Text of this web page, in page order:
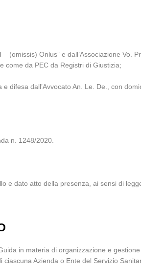
(omissis) Onlus” e dall’Associazione Vo.
come da PEC da Registri di Giustizia;
difesa dall’Avvocato An. Le. De., con
n. 1248/2020.
e dato atto della presenza, ai sensi di
in materia di organizzazione e
Azienda o Ente del Servizio